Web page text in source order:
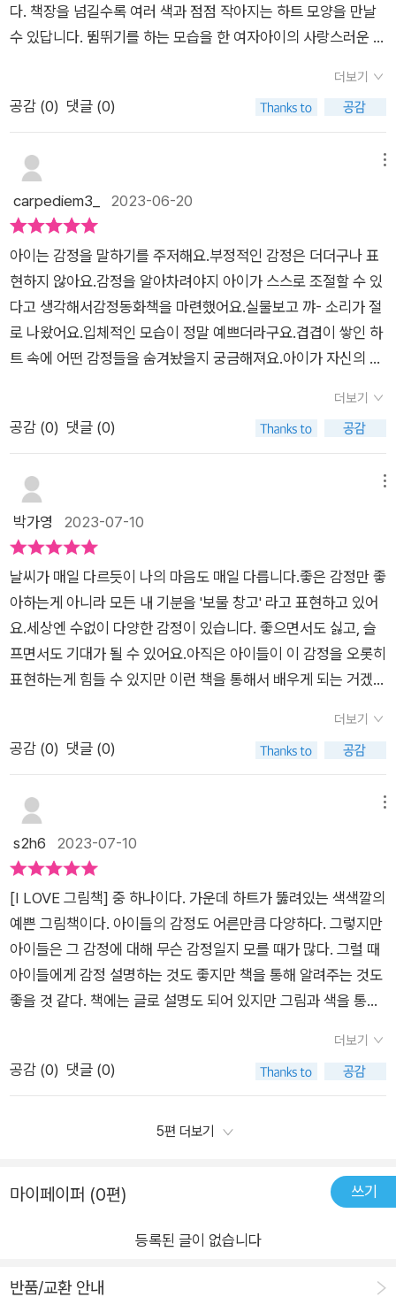
다. 책장을 넘길수록 여러 색과 점점 작아지는 하트 모양을 만날
수 있답니다. 뜀뛰기를 하는 모습을 한 여자아이의 사랑스러운 모
있는지 찾아보려고 마음의 문을 활짝 열어보았답니다. 마음 안에
기쁨 조각, 눈물방울, 조마조마한 떨림, 그리고 즐거운 노래 몇 마
지요.때때로 내 마음은 눈부시게 반짝이는 노란 별 같아. 아주 상
퍼붓기도 한답니다.​항상 마음이 눈부신 날만 있진 않지요. 화가
고도 한답니다. 기분이 별로 좋지 않은 우울한 날도 있답니다. 무
겁고 우중충한 얼음덩어리처럼 꽉 들어차서 숨 막히게 하기도 한
답니다.​마음에 무언가를 시작할 때 용감해질 때도 있지요. 폴폴
내리는 눈을 볼 때면 마음이 가벼워질 때도 있답니다. 상처 주는
말을 할 때도 있고 상처를 받을 때도 있어 마음이 슬플 때도 있답
니다. 이럴 땐 마음의 상처를 치료해 주어야 한답니다. 그리고 마
음이 말랑말랑 부드러워질 때도 있어요. 정원을 꽃을 보면 웃기도
답니다. 혼자 집에 있을 때나 무서운 꿈을 구웠을 때 마음이 무서
워져요. 그럴 땐 용기를 내야 해요. 마음이 설레고 콩닥콩닥 거릴
때도 있어요. 좋아하는 사람을 만날 때나 선물을 기다릴 때 마음
이 설레지요.​오늘 나는 마음속에 무엇이 숨어 있는지 찾아보려고
내 마음의 문을 활짝 열었어. 노란 별처럼상냥한 마음, 하얀 눈송
이처럼 가벼운 마음,뜨거운 불처럼 화난 마음... 기분에 따라 색깔
이 자꾸자꾸 변하는 내 마음은 보물 창고 같아내 마음의 색깔들이
너도 보이니? - 본문 중에서​​나의 모든 마음들은 여러 가지 색들
을 가지고 있답니다. 그리고 그런 마음들은 옳아요. 화가 나고, 슬
요가 있답니다. 나의 마음을 표현할 줄 알아야 하지요. 저는 불편
한 마음들을 잘 표현하지 못했답니다. 나의 감정보다 다른 사람들
의 감정을 살피느라 제 감정에 솔직하지 못했답니다. 그림책을 읽
고 나누면서 나의 감정이 모두 옳다는 걸 알아갑니다. 저의 둘째
어를 많이 알지 못해서 그런 건지? 아님 표현이 서툴러 그런 건지
자신을 감정을 솔직하고 표현하는데 스스럼이 없길 바랍니다. 나
아가 친구들의 감정 표현도 이해하고 받아주는 배려도 배우길 바
랍니다.​※ 본 도서는 출판사에서 제공받아 작성한 솔직한 후기입
니다.
더보기
공감 (0) 댓글 (0)
carpediem3_ 2023-06-20
아이는 감정을 말하기를 주저해요.부정적인 감정은 더더구나 표
현하지 않아요.감정을 알아차려야지 아이가 스스로 조절할 수 있
다고 생각해서감정동화책을 마련했어요.실물보고 꺄- 소리가 절
로 나왔어요.입체적인 모습이 정말 예쁘더라구요.겹겹이 쌓인 하
트 속에 어떤 감정들을 숨겨놨을지 궁금해져요.아이가 자신의 마
고. 정말 예쁜 말이죠?뒤죽박죽 섞여 있고어떻게 반응해야 할지
모르겠고혼란스러울 수도 있는 마음을 보물 창고라니.아이가 자
들에 긍정적으로 다가가는 게 감정을 이해하고 받아들이는 첫 단
계가 아닐까요?'용감' 이라는 감정을 어떻게 표현하시겠어요?저
는... 사자같은 마음, 해낼 수 있다는 믿음이요.아이가 받아들이기
있잖아요.저자는 용감은 날개를 단 것 같다고 표현해요.가슴을 쫙
펴고 힘차게 나아가면 이길 수 있다고 하죠.그리곤 열기구를 타고
지구를 여행하는 느낌의 일러스트가 함께 해요.개인적으로 가장
마음에 든 것은 '화'에 대한 내용이에요.화가 나서 펑- 터지는 일
러스트와 함께 하트는 여전히 보여져요.화도 하나의 감정일 뿐이
라는 것을,자신의 감정이기에 아이가 조절할 수 있다는 것을 알게
될 거라는 기대가 되요.화에 사로잡히면 격한 분노를 표출하기도
행동이니 고쳐야 한다는 것을,자신의 마음 속에 여전히 행복한 감
정도 있다는 것을아이가 동화 책을 읽으며 스스로 알게 될 거라는
기대감이 들어요.내 마음의 색깔들은예쁜 일러스트가 아이의 상
상과 이해를 도와요.아이가 감정 대하기를 어려워한다면 읽어보
시면 좋겠어요.입체 느낌의 하트로 책에 대한 호기심도 생길 거라
고 생각해요.#내마음의색깔들 #조위테크 #크리스틴루세 #보물
창고 #컬처블룸 #컬처블룸리뷰단<이 글은 컬처블룸을 통해 서
적을 제공받아 작성한 글입니다.>기분에 따라 색깔이 변하는 내
마음은 보물 창고 같아
더보기
공감 (0) 댓글 (0)
박가영 2023-07-10
날씨가 매일 다르듯이 나의 마음도 매일 다릅니다.좋은 감정만 좋
아하는게 아니라 모든 내 기분을 '보물 창고' 라고 표현하고 있어
요.세상엔 수없이 다양한 감정이 있습니다. 좋으면서도 싫고, 슬
프면서도 기대가 될 수 있어요.아직은 아이들이 이 감정을 오롯히
표현하는게 힘들 수 있지만 이런 책을 통해서 배우게 되는 거겠지
냥한 상태입니다.반짝이는 별을 보고 싫어할 사람이 있을까요?
하지만 화가 나는 날도 있어요.아이의 마음 상태를 직관적인 그림
구나 겪는 감정 중 하나입니다.의도하진 않았지만 타인에게 상처
를 주는 날도 있어요.친구의 마음도 아프지만, 상처를 준 내 마음
도 참 아픈 날입니다.매일 다른 내 기분, 내일은 또 어떤 기분일까
고,저런 기분일거라 예상했는데, 생각보다 훨씬 행복한 날도 있을
테지요.나의 온갖 감정들을 표현할 수 있고, 헤아릴 줄 아는 아이
로 성장한다면, 타인에 대한 배려도 그만큼 커질거라 생각합니다.
예쁘고 사랑스러운 책을 선물해 주셔서 감사합니다 ^-^
더보기
공감 (0) 댓글 (0)
s2h6 2023-07-10
[I LOVE 그림책] 중 하나이다. 가운데 하트가 뚫려있는 색색깔의
예쁜 그림책이다. ​​​아이들의 감정도 어른만큼 다양하다. 그렇지만
아이들은 그 감정에 대해 무슨 감정일지 모를 때가 많다. 그럴 때
아이들에게 감정 설명하는 것도 좋지만 책을 통해 알려주는 것도
좋을 것 같다. 책에는 글로 설명도 되어 있지만 그림과 색을 통해
색깔이 변하는내 마음은 보물창고 같아. 아이들의 마음은 소중하
다. 그 마음을 알아차리고 스스로 조절해나가는 법도 익혀가야 한
고 불편해진다. 그래서 아이들의 마음은 보물처럼 소중하다. 여러
표현한 점이 참 인상 깊었다. 식물도 쑥쑥 자라듯 내 마음도 가꾸
면 쑥쑥 자란다는 표현이 참 귀엽다. ​​네 마음은 또 어떠니? 아이
들에게 감정을 자주 물어봐 주라고 하는데 잘 안되고 있다. 아이
기해 봐야겠다. ​​​#내마음의색깔들 #마음그림책 #감정그림책 #유
더보기
공감 (0) 댓글 (0)
5편 더보기
마이페이퍼 (0편) 쓰기
등록된 글이 없습니다
반품/교환 안내